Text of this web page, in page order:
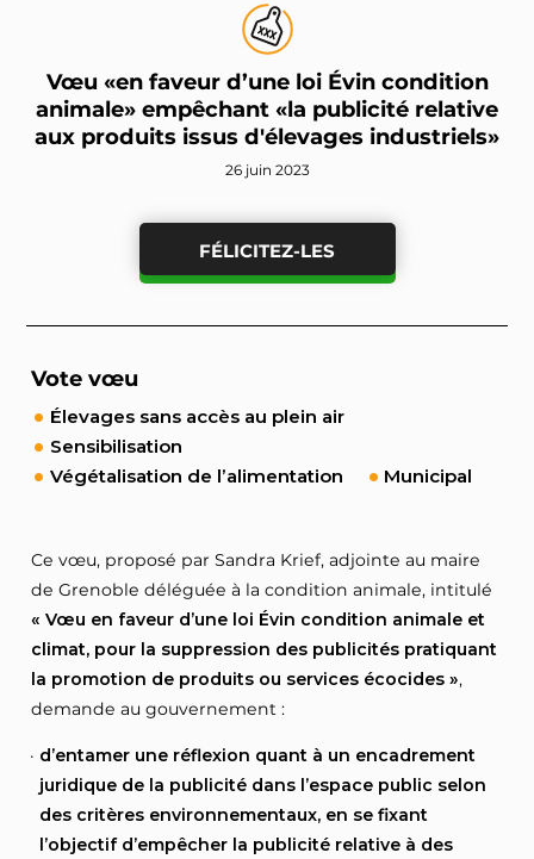
Vœu «en faveur d’une loi Évin condition
animale» empêchant «la publicité relative
aux produits issus d'élevages industriels»
26 juin 2023
FÉLICITEZ-LES
Vote vœu
Élevages sans accès au plein air
Sensibilisation
Végétalisation de l’alimentation
Municipal
Ce vœu, proposé par Sandra Krief, adjointe au maire
de Grenoble déléguée à la condition animale, intitulé
« Vœu en faveur d’une loi Évin condition animale et
climat, pour la suppression des publicités pratiquant
la promotion de produits ou services écocides »,
demande au gouvernement :
d’entamer une réflexion quant à un encadrement
juridique de la publicité dans l’espace public selon
des critères environnementaux, en se fixant
l’objectif d’empêcher la publicité relative à des